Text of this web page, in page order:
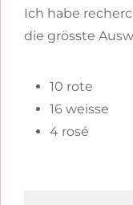
Ich habe
die grösste
10 rote
16 weisse
4 rosé